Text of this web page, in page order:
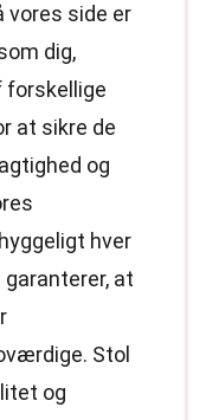
vores side er
dig,
forskellige
at sikre de
og
hver
at
Stol
og